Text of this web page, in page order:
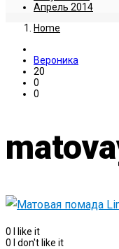
Апрель 2014
Home
Вероника
20
0
0
0
I like it
0
I don't like it